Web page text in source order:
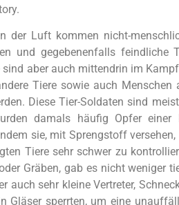
der Luft kommen nicht-
und gegebenenfalls
aber auch mittendrin im
Tiere sowie auch
Diese Tier-Soldaten sind
damals häufig Opfer
sie, mit Sprengstoff
Tiere sehr schwer zu
Gräben, gab es nicht weniger
auch sehr kleine Vertreter,
Gläser sperrten, um eine